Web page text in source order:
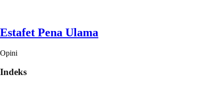
Estafet Pena Ulama
Opini
Indeks